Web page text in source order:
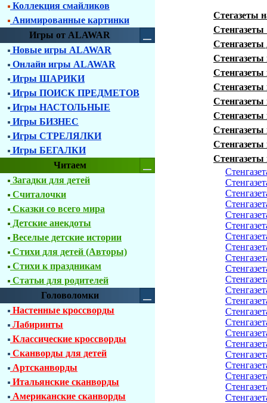
Коллекция смайликов
Анимированные картинки
Игры от ALAWAR
Новые игры ALAWAR
Онлайн игры ALAWAR
Игры ШАРИКИ
Игры ПОИСК ПРЕДМЕТОВ
Игры НАСТОЛЬНЫЕ
Игры БИЗНЕС
Игры СТРЕЛЯЛКИ
Игры БЕГАЛКИ
Читаем
Загадки для детей
Считалочки
Сказки со всего мира
Детские анекдоты
Веселые детские истории
Стихи для детей (Авторы)
Стихи к праздникам
Статьи для родителей
Головоломки
Настенные кроссворды
Лабиринты
Классические кроссворды
Сканворды для детей
Артсканворды
Итальянские сканворды
Американские сканворды
Стегазеты
Стенгазеты
Стенгазеты